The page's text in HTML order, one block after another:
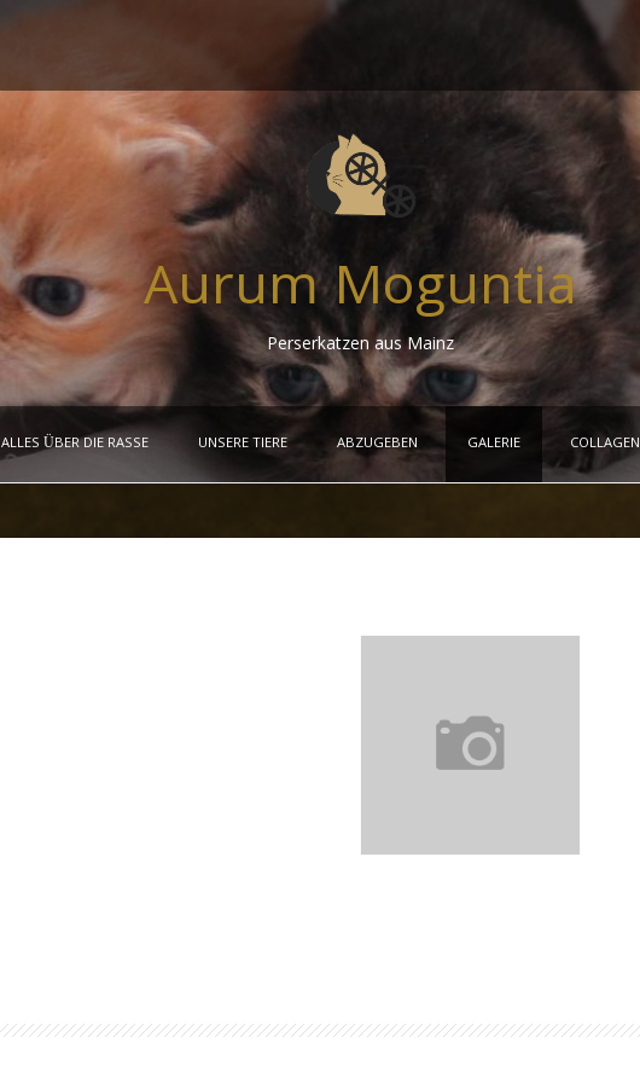
Aurum Moguntia
Perserkatzen aus Mainz
ALLES ÜBER DIE RASSE UNSERE TIERE ABZUGEBEN GALERIE COLLAGEN